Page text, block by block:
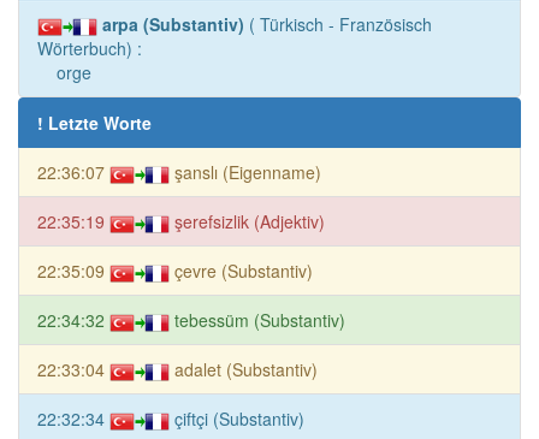
arpa (Substantiv) ( Türkisch - Französisch
Wörterbuch) :
orge
! Letzte Worte
22:36:07 şanslı (Eigenname)
22:35:19 şerefsizlik (Adjektiv)
22:35:09 çevre (Substantiv)
22:34:32 tebessüm (Substantiv)
22:33:04 adalet (Substantiv)
22:32:34 çiftçi (Substantiv)